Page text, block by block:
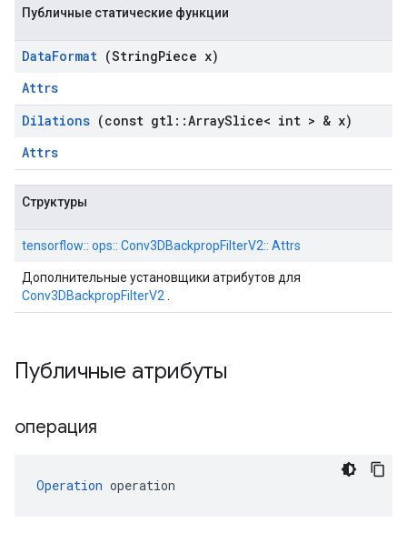
Публичные статические функции
DataFormat (StringPiece x)
Attrs
Dilations (const gtl ::ArraySlice< int > & x)
Attrs
Структуры
tensorflow:: ops:: Conv3DBackpropFilterV2:: Attrs
Дополнительные установщики атрибутов для
Conv3DBackpropFilterV2
Публичные атрибуты
операция
Operation operation